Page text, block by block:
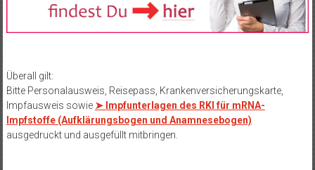
Überall gilt:
Bitte Personalausweis, Reisepass, Krankenversicherungskarte,
Impfausweis sowie ➤ Impfunterlagen des RKI für mRNA-
Impfstoffe (Aufklärungsbogen und Anamnesebogen)
ausgedruckt und ausgefüllt mitbringen.